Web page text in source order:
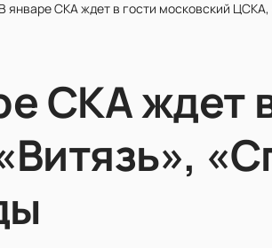
В январе СКА ждет в гости московский
СКА ждет